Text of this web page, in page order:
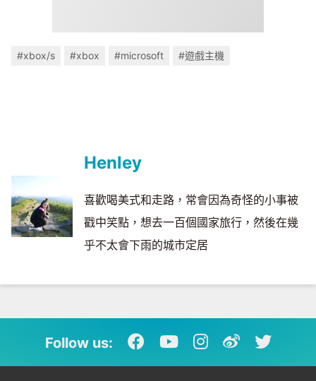
#xbox/s #xbox #microsoft #遊戲主機
Henley
喜歡喝美式和走路，常會因為奇怪的小事被
戳中笑點，想去一百個國家旅行，然後在幾
乎不太會下雨的城市定居
Follow us: